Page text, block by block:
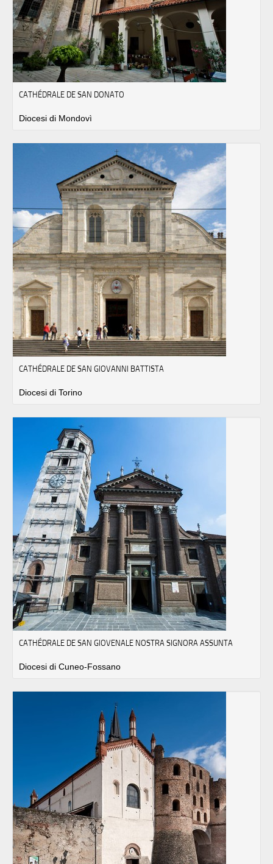
CATHÉDRALE DE SAN DONATO
Diocesi di Mondovì
CATHÉDRALE DE SAN GIOVANNI BATTISTA
Diocesi di Torino
CATHÉDRALE DE SAN GIOVENALE NOSTRA SIGNORA ASSUNTA
Diocesi di Cuneo-Fossano